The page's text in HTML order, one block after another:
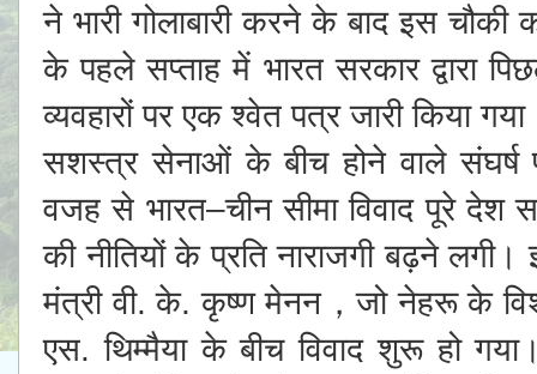
ने भारी गोलाबारी करने के बाद इस
के पहले सप्ताह में भारत सरकार द्वारा
व्यवहारों पर एक श्वेत पत्र जारी किया
सशस्त्र सेनाओं के बीच होने वाले संघर्ष
वजह से भारत–चीन सीमा विवाद पूरे देश
की नीतियों के प्रति नाराजगी बढ़ने
मंत्री वी. के. कृष्ण मेनन，जो नेहरू के
एस. थिम्मैया के बीच विवाद शुरू हो